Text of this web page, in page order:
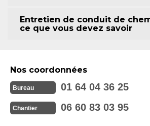
Entretien de conduit de
ce que vous devez savoir
Nos coordonnées
Bureau 01 64 04 36 25
Chantier 06 60 83 03 95